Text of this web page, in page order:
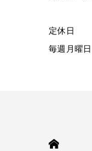
定休日
毎週月曜日